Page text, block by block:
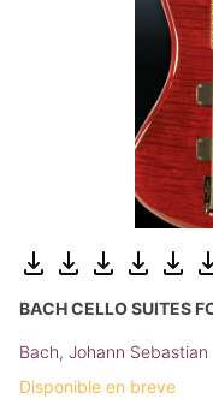
BACH CELLO SUITES
Bach, Johann Sebastian
Disponible en breve